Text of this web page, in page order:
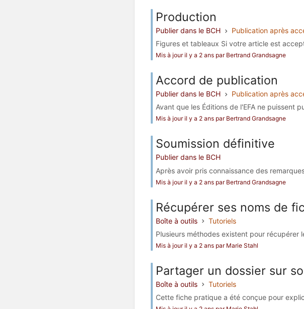
Production
Publier dans le BCH
Publication après
Figures et tableaux Si votre article est
Mis à jour il y a 2 ans par Bertrand Grandsagne
Accord de publication
Publier dans le BCH
Publication après
Avant que les Éditions de l'EFA ne puissent
Mis à jour il y a 2 ans par Bertrand Grandsagne
Soumission définitive
Publier dans le BCH
Après avoir pris connaissance des
Mis à jour il y a 2 ans par Bertrand Grandsagne
Récupérer ses noms de
Boîte à outils
Tutoriels
Plusieurs méthodes existent pour récupérer
Mis à jour il y a 2 ans par Marie Stahl
Partager un dossier sur
Boîte à outils
Tutoriels
Cette fiche pratique a été conçue pour